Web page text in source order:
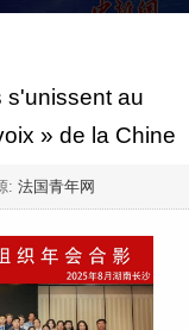
s'unissent au
» de la Chine
: 法国青年网